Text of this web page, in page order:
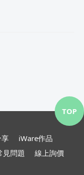
iWare作品
見問題
線上詢價
TOP